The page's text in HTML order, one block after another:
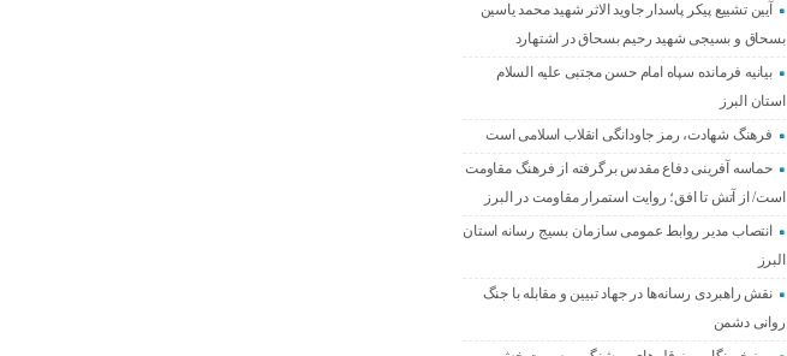
آیین تشییع پیکر پاسدار جاوید الاثر شهید محمد یاسین
بسحاق و بسیجی شهید رحیم بسحاق در اشتهارد
بیانیه فرمانده سپاه امام حسن مجتبی علیه السلام
استان البرز
فرهنگ شهادت، رمز جاودانگی انقلاب اسلامی است
حماسه آفرینی دفاع مقدس برگرفته از فرهنگ مقاومت
است/ از آتش تا افق؛ روایت استمرار مقاومت در البرز
انتصاب مدیر روابط عمومی سازمان بسیج رسانه استان
البرز
نقش راهبردی رسانه‌ها در جهاد تبیین و مقابله با جنگ
روانی دشمن